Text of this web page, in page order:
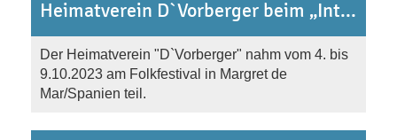
Heimatverein D`Vorberger beim „International Folk Festival“ in Malgrat de Mar (Barcelona)
Der Heimatverein "D`Vorberger" nahm vom 4. bis
9.10.2023 am Folkfestival in Margret de
Mar/Spanien teil.